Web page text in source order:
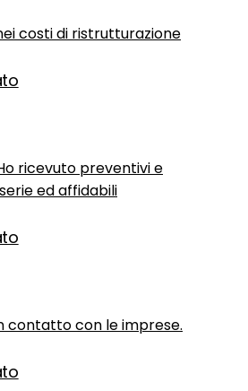
costi di ristrutturazione
ricevuto preventivi e
ed affidabili
contatto con le imprese.